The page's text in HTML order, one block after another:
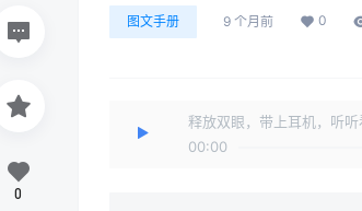
图文手册 9 个月前 0
释放双眼，带上耳机，听听
00:00
0